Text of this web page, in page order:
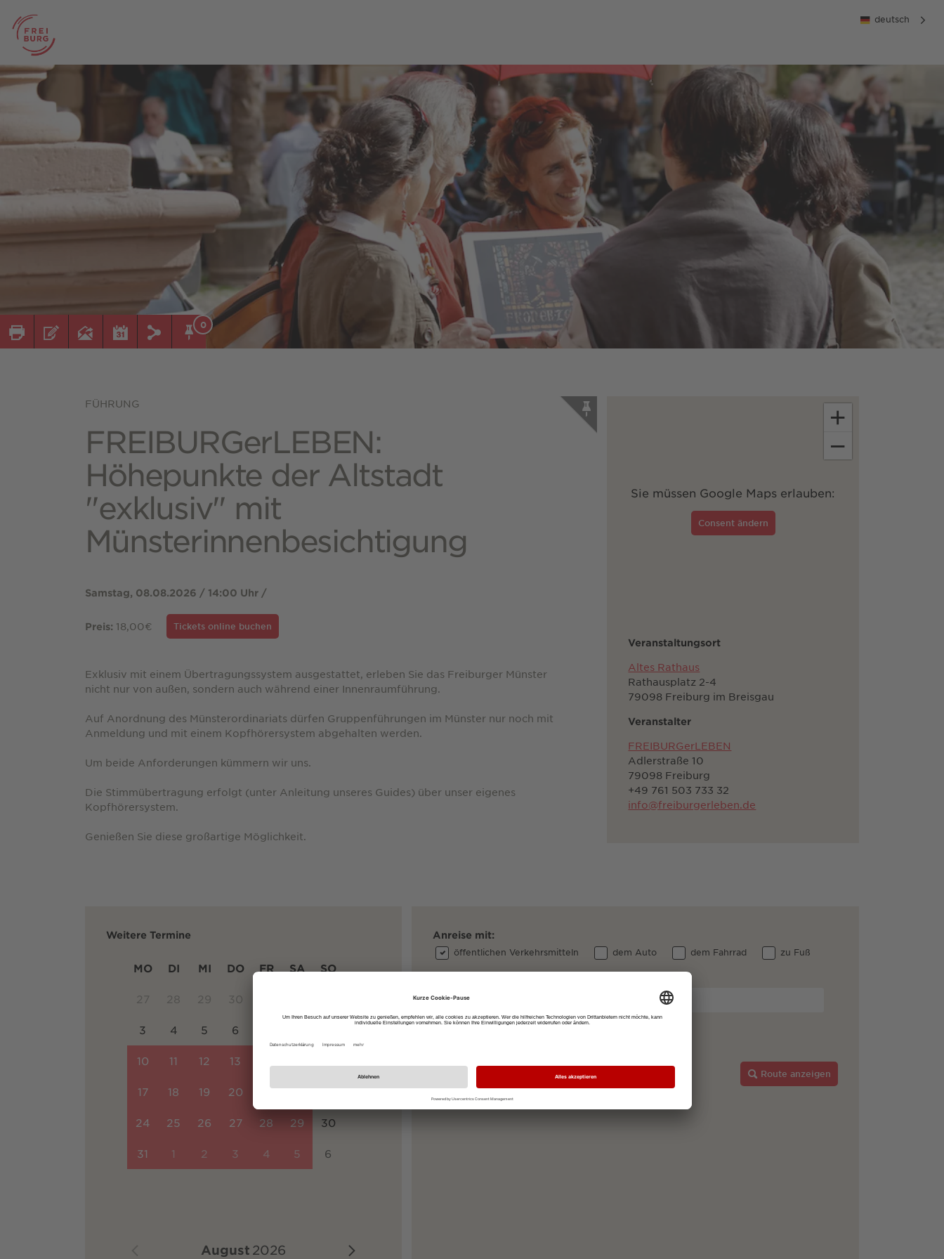
deutsch
0
FÜHRUNG
FREIBURGerLEBEN:
Höhepunkte der Altstadt
"exklusiv" mit
Münsterinnenbesichtigung
Samstag, 08.08.2026 / 14:00 Uhr /
Preis: 18,00€ Tickets online buchen
Exklusiv mit einem Übertragungssystem ausgestattet, erleben Sie das Freiburger Münster
nicht nur von außen, sondern auch während einer Innenraumführung.
Auf Anordnung des Münsterordinariats dürfen Gruppenführungen im Münster nur noch mit
Anmeldung und mit einem Kopfhörersystem abgehalten werden.
Um beide Anforderungen kümmern wir uns.
Die Stimmübertragung erfolgt (unter Anleitung unseres Guides) über unser eigenes
Kopfhörersystem.
Genießen Sie diese großartige Möglichkeit.
Sie müssen Google Maps erlauben:
Consent ändern
+
−
Veranstaltungsort
Altes Rathaus
Rathausplatz 2-4
79098 Freiburg im Breisgau
Veranstalter
FREIBURGerLEBEN
Adlerstraße 10
79098 Freiburg
+49 761 503 733 32
info@freiburgerleben.de
Weitere Termine
August 2026
MO DI MI DO FR SA SO
27 28 29 30
3 4 5 6
10 11 12 13
17 18 19 20 21 22 23
24 25 26 27 28 29 30
31 1 2 3 4 5 6
Anreise mit:
öffentlichen Verkehrsmitteln dem Auto dem Fahrrad zu Fuß
Route anzeigen